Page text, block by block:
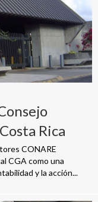
Rica
CONARE
CGA como una
y la acción...